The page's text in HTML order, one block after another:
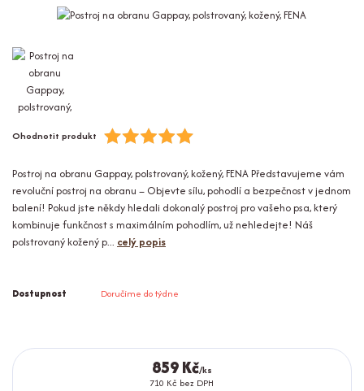
Ohodnotit produkt
Postroj na obranu Gappay, polstrovaný, kožený, FENA Představujeme vám
revoluční postroj na obranu – Objevte sílu, pohodlí a bezpečnost v jednom
balení! Pokud jste někdy hledali dokonalý postroj pro vašeho psa, který
kombinuje funkčnost s maximálním pohodlím, už nehledejte! Náš
polstrovaný kožený p... celý popis
Dostupnost Doručíme do týdne
859 Kč/ks
710 Kč bez DPH